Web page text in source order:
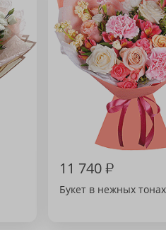
11 740₽
Букет в нежных тонах